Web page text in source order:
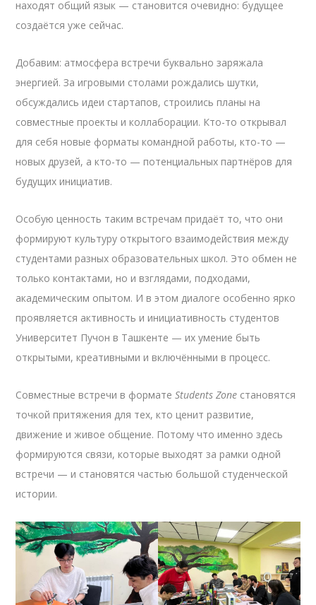
находят общий язык — становится очевидно: будущее
создаётся уже сейчас.
Добавим: атмосфера встречи буквально заряжала
энергией. За игровыми столами рождались шутки,
обсуждались идеи стартапов, строились планы на
совместные проекты и коллаборации. Кто-то открывал
для себя новые форматы командной работы, кто-то —
новых друзей, а кто-то — потенциальных партнёров для
будущих инициатив.
Особую ценность таким встречам придаёт то, что они
формируют культуру открытого взаимодействия между
студентами разных образовательных школ. Это обмен не
только контактами, но и взглядами, подходами,
академическим опытом. И в этом диалоге особенно ярко
проявляется активность и инициативность студентов
Университет Пучон в Ташкенте — их умение быть
открытыми, креативными и включёнными в процесс.
Совместные встречи в форматеStudents Zone становятся
точкой притяжения для тех, кто ценит развитие,
движение и живое общение. Потому что именно здесь
формируются связи, которые выходят за рамки одной
встречи — и становятся частью большой студенческой
истории.